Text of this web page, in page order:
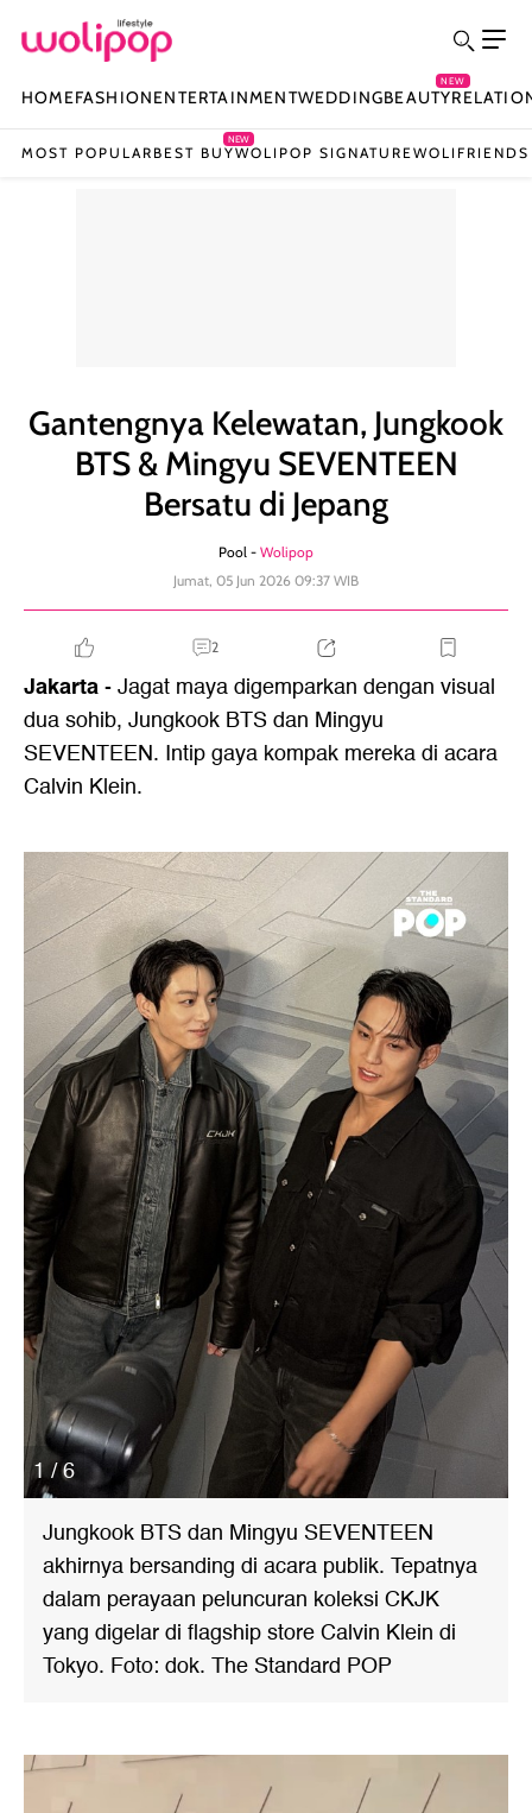
HOMEFASHIONENTERTAINMENTWEDDINGBEAUTY
NEW
MOST POPULAR BEST BUY
NEW
WOLIPOP SIGNATUREWOLIFRIENDS
Gantengnya Kelewatan, Jungkook
BTS & Mingyu SEVENTEEN
Bersatu di Jepang
Pool - Wolipop
Jumat, 05 Jun 2026 09:37 WIB
2
Jakarta- Jagat maya digemparkan dengan visual
dua sohib, Jungkook BTS dan Mingyu
SEVENTEEN. Intip gaya kompak mereka di acara
Calvin Klein.
1 / 6
Jungkook BTS dan Mingyu SEVENTEEN
akhirnya bersanding di acara publik. Tepatnya
dalam perayaan peluncuran koleksi CKJK
yang digelar di flagship store Calvin Klein di
Tokyo. Foto: dok. The Standard POP